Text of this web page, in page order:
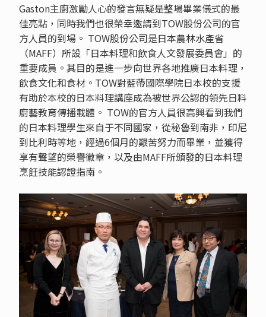
Gaston主廚激勵人心的發言無疑是整場畢業儀式的最
佳亮點，同時我們也很榮幸邀請到TOW股份公司的官
方人員的到場。 TOW股份公司是日本農林水產省
（MAFF）所設「日本料理和飲食人文發展委員會」的
重要成員。其目的是進一步向世界各地推廣日本料理，
飲食文化和食材。TOW對藍帶國際學院日本校的支援
有助於本校的日本料理講座成為被世界公認的領先日料
廚藝教育傳播載體。 TOW的官方人員很高興看到我們
的日本料理學生來自于不同國家，從秘魯到南非，印尼
到比利時等地，經過6個月的艱苦努力而畢業，並獲得
享有聲望的榮譽徽章，以及由MAFF所頒發的日本料理
烹飪技能認證指南。